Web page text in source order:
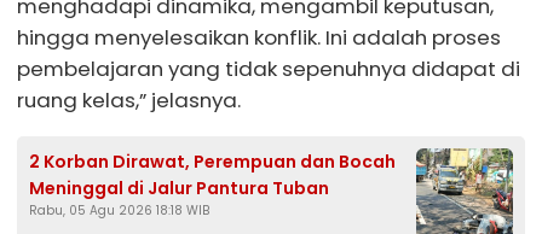
menghadapi dinamika, mengambil keputusan,
hingga menyelesaikan konflik. Ini adalah proses
pembelajaran yang tidak sepenuhnya didapat di
ruang kelas,” jelasnya.
2 Korban Dirawat, Perempuan dan Bocah
Meninggal di Jalur Pantura Tuban
Rabu, 05 Agu 2026 18:18 WIB